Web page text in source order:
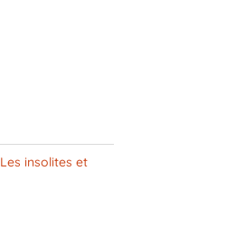
Les insolites et